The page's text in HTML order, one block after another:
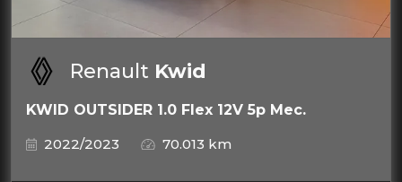
Renault Kwid
KWID OUTSIDER 1.0 Flex 12V 5p Mec.
2022/2023
70.013 km